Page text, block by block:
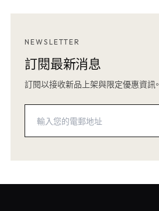
NEWSLETTER
訂閱最新消息
訂閱以接收新品上架與限定優惠資訊。